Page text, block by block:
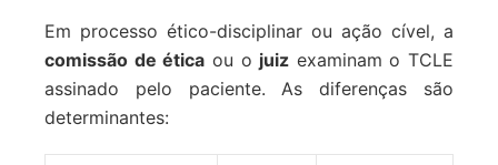
Em processo ético-disciplinar ou ação cível, a
comissão de ética ou o juiz examinam o TCLE
assinado pelo paciente. As diferenças são
determinantes: